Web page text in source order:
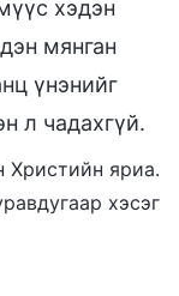
хэдэн
мянган
үнэнийг
л чадахгүй.
Христийн яриа.
хэсэг